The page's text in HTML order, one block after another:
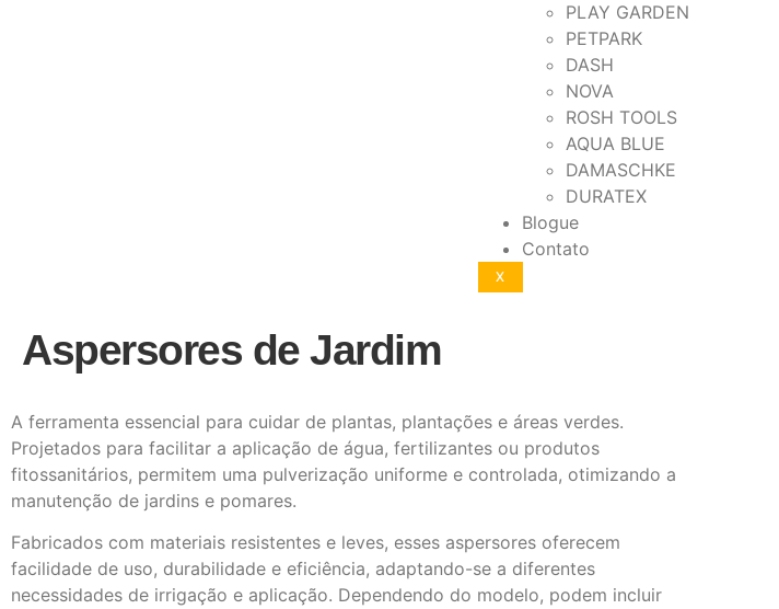
PLAY GARDEN
PETPARK
DASH
NOVA
ROSH TOOLS
AQUA BLUE
DAMASCHKE
DURATEX
Blogue
Contato
X
Aspersores de Jardim
A ferramenta essencial para cuidar de plantas, plantações e áreas verdes.
Projetados para facilitar a aplicação de água, fertilizantes ou produtos
fitossanitários, permitem uma pulverização uniforme e controlada, otimizando a
manutenção de jardins e pomares.
Fabricados com materiais resistentes e leves, esses aspersores oferecem
facilidade de uso, durabilidade e eficiência, adaptando-se a diferentes
necessidades de irrigação e aplicação. Dependendo do modelo, podem incluir